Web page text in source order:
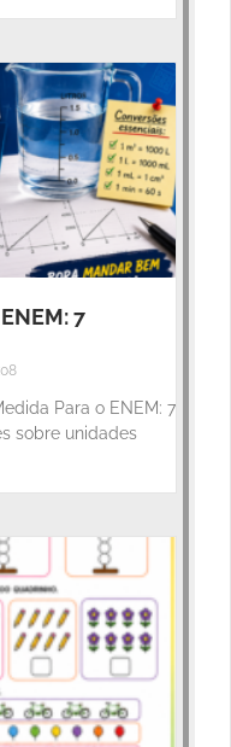
7
Para o ENEM: 7
sobre unidades